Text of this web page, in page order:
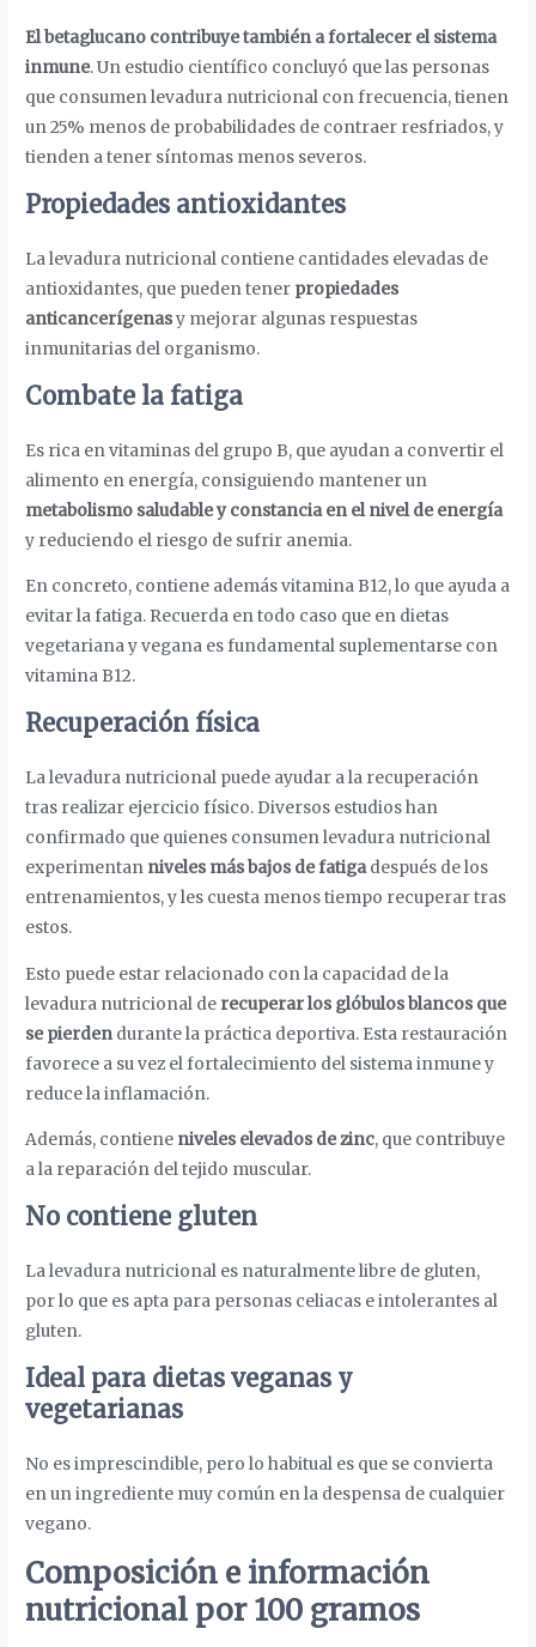
El betaglucano contribuye también a fortalecer el sistema
inmune. Un estudio científico concluyó que las personas
que consumen levadura nutricional con frecuencia, tienen
un 25% menos de probabilidades de contraer resfriados, y
tienden a tener síntomas menos severos.
Propiedades antioxidantes
La levadura nutricional contiene cantidades elevadas de
antioxidantes, que pueden tener propiedades
anticancerígenasy mejorar algunas respuestas
inmunitarias del organismo.
Combate la fatiga
Es rica en vitaminas del grupo B, que ayudan a convertir el
alimento en energía, consiguiendo mantener un
metabolismo saludable y constancia en el nivel de energía
y reduciendo el riesgo de sufrir anemia.
En concreto, contiene además vitamina B12, lo que ayuda a
evitar la fatiga. Recuerda en todo caso que en dietas
vegetariana y vegana es fundamental suplementarse con
vitamina B12.
Recuperación física
La levadura nutricional puede ayudar a la recuperación
tras realizar ejercicio físico. Diversos estudios han
confirmado que quienes consumen levadura nutricional
experimentan niveles más bajos de fatigadespués de los
entrenamientos, y les cuesta menos tiempo recuperar tras
estos.
Esto puede estar relacionado con la capacidad de la
levadura nutricional de recuperar los glóbulos blancos que
se pierden durante la práctica deportiva. Esta restauración
favorece a su vez el fortalecimiento del sistema inmune y
reduce la inflamación.
Además, contiene niveles elevados de zinc, que contribuye
a la reparación del tejido muscular.
No contiene gluten
La levadura nutricional es naturalmente libre de gluten,
por lo que es apta para personas celiacas e intolerantes al
gluten.
Ideal para dietas veganas y
vegetarianas
No es imprescindible, pero lo habitual es que se convierta
en un ingrediente muy común en la despensa de cualquier
vegano.
Composición e información
nutricional por 100 gramos